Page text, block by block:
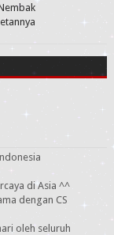
di Asia ^^
dengan CS
oleh seluruh